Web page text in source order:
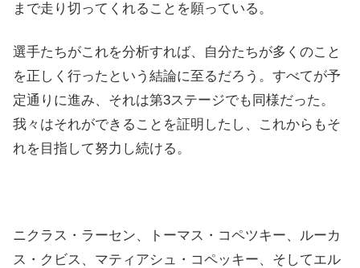
まで走り切ってくれることを願っている。
選手たちがこれを分析すれば、自分たちが多くのこと
を正しく行ったという結論に至るだろう。すべてが予
定通りに進み、それは第3ステージでも同様だった。
我々はそれができることを証明したし、これからもそ
れを目指して努力し続ける。
ニクラス・ラーセン、トーマス・コペツキー、ルーカ
ス・クビス、マティアシュ・コペッキー、そしてエル